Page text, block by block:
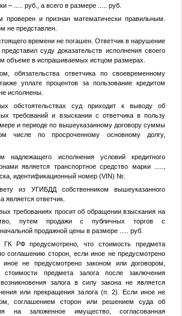
– руб., а всего в размере
руб.
проверен и признан математически правильным.
не представлен.
времени не погашен. Ответчик в нарушение
суду доказательств исполнения своего
объеме в испрашиваемых истцом размерах.
обязательства ответчика по своевременному
уплате процентов за пользование кредитом
исполнены.
обстоятельствах суд приходит к выводу об
требований и взыскании с ответчика в пользу
и периоде по вышеуказанному договору суммы
числе по просроченному основному долгу,
надлежащего исполнения условий кредитного
является транспортное средство марки
идентификационный номер (VIN) №.
из УГИБДД собственником вышеуказанного
является ответчик.
требованиях просит об обращении взыскания на
путем продажи с публичных торгов с
продажной цены в размере
руб.
ГК РФ предусмотрено, что стоимость предмета
соглашению сторон, если иное не предусмотрено
не предусмотрено законом или договором,
стоимости предмета залога после заключения
залога в силу закона не является
или прекращения залога (п. 2). Если иное не
соглашением сторон или решением суда об
на заложенное имущество, согласованная